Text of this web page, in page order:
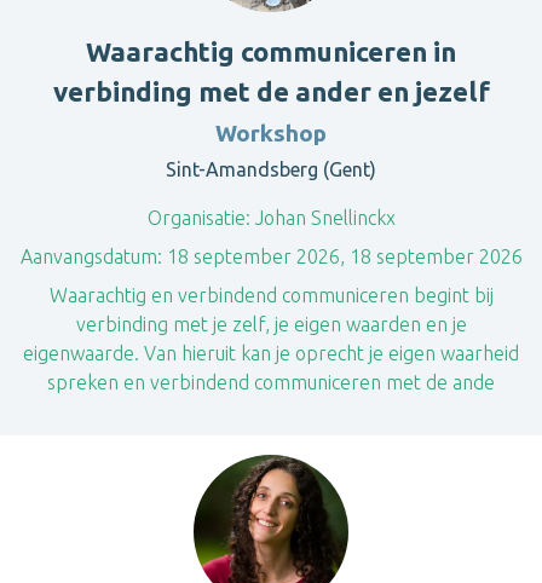
Waarachtig communiceren in
verbinding met de ander en jezelf
Workshop
Sint-Amandsberg (Gent)
Organisatie: Johan Snellinckx
Aanvangsdatum: 18 september 2026, 18 september 2026
Waarachtig en verbindend communiceren begint bij
verbinding met je zelf, je eigen waarden en je
eigenwaarde. Van hieruit kan je oprecht je eigen waarheid
spreken en verbindend communiceren met de ande